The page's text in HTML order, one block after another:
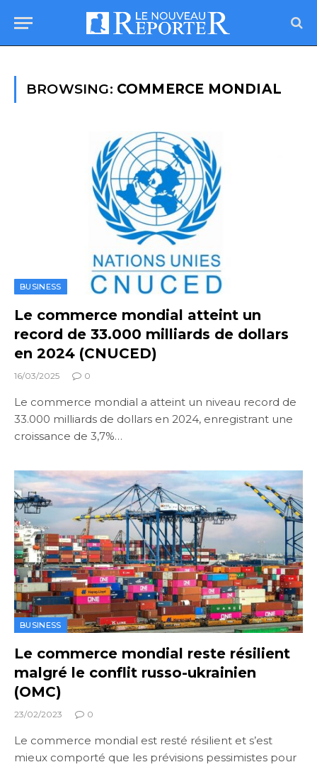
BROWSING: COMMERCE MONDIAL
BUSINESS
Le commerce mondial atteint un
record de 33.000 milliards de dollars
en 2024 (CNUCED)
16/03/2025 0
Le commerce mondial a atteint un niveau record de
33.000 milliards de dollars en 2024, enregistrant une
croissance de 3,7%…
BUSINESS
Le commerce mondial reste résilient
malgré le conflit russo-ukrainien
(OMC)
23/02/2023 0
Le commerce mondial est resté résilient et s’est
mieux comporté que les prévisions pessimistes pour